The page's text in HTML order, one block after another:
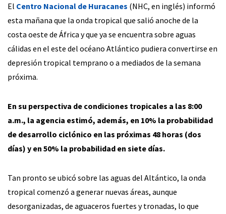
El Centro Nacional de Huracanes (NHC, en inglés) informó
esta mañana que la onda tropical que salió anoche de la
costa oeste de África y que ya se encuentra sobre aguas
cálidas en el este del océano Atlántico pudiera convertirse en
depresión tropical temprano o a mediados de la semana
próxima.
En su perspectiva de condiciones tropicales a las 8:00
a.m., la agencia estimó, además, en 10% la probabilidad
de desarrollo ciclónico en las próximas 48 horas (dos
días) y en 50% la probabilidad en siete días.
Tan pronto se ubicó sobre las aguas del Altántico, la onda
tropical comenzó a generar nuevas áreas, aunque
desorganizadas, de aguaceros fuertes y tronadas, lo que